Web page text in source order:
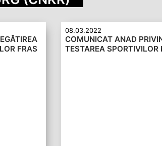
FRAS
08.03.2022
COMUNICAT ANAD
TESTAREA SPORTIVILOR